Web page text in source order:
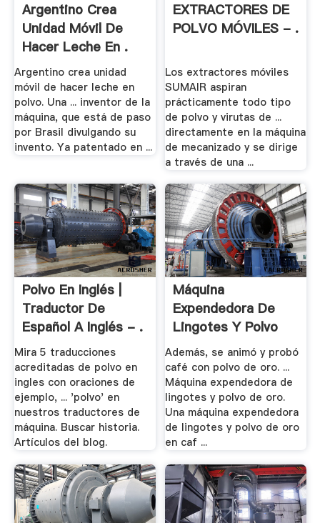
Argentino Crea
Unidad Móvil De
Hacer Leche En .
Argentino crea unidad
móvil de hacer leche en
polvo. Una ... inventor de la
máquina, que está de paso
por Brasil divulgando su
invento. Ya patentado en ...
EXTRACTORES DE
POLVO MÓVILES - .
Los extractores móviles
SUMAIR aspiran
prácticamente todo tipo
de polvo y virutas de ...
directamente en la máquina
de mecanizado y se dirige
a través de una ...
Polvo En Inglés |
Traductor De
Español A Inglés - .
Mira 5 traducciones
acreditadas de polvo en
ingles con oraciones de
ejemplo, ... 'polvo' en
nuestros traductores de
máquina. Buscar historia.
Artículos del blog.
Máquina
Expendedora De
Lingotes Y Polvo
De Oro .
Además, se animó y probó
café con polvo de oro. ...
Máquina expendedora de
lingotes y polvo de oro.
Una máquina expendedora
de lingotes y polvo de oro
en caf ...